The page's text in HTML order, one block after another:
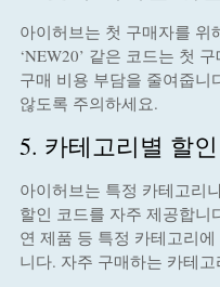
아이허브는 첫 구매자를 위
‘NEW20’ 같은 코드는 첫
구매 비용 부담을 줄여줍니
않도록 주의하세요.
5. 카테고리별 할
아이허브는 특정 카테고리
할인 코드를 자주 제공합니
연 제품 등 특정 카테고리
니다. 자주 구매하는 카테